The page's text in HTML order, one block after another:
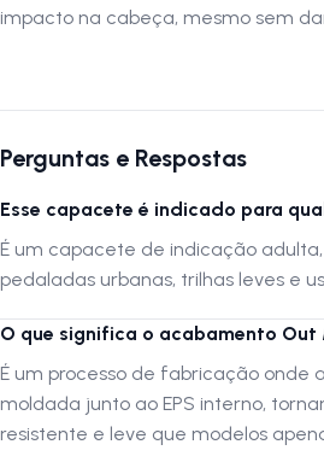
Iluminação:LED traseiro com modos
Acabamento: Brilhante com design
Destaques e
padrão.
ConstruçãoOut-Moldpara maior
pedal.
LED traseiro embutido para aumentar a
impacto na cabeça, mesmo sem
Perguntas e Respostas
Esse capacete é indicado para
É um capacete de indicação
pedaladas urbanas, trilhas leves e
O que significa o acabamento Out
É um processo de fabricação onde
moldada junto ao EPS interno,
resistente e leve que modelos